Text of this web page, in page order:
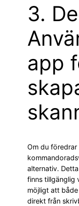
3.
app
Om du
alternativ.
finns tillgänglig
möjligt att
direkt från